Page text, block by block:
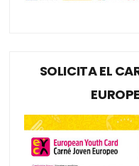
SOLICITA EL